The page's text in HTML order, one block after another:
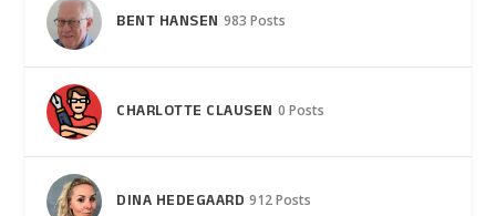
BENT HANSEN 983 Posts
CHARLOTTE CLAUSEN 0 Posts
DINA HEDEGAARD 912 Posts